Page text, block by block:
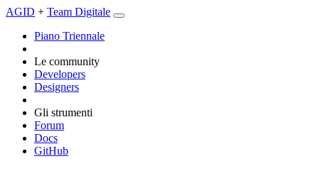
AGID + Team Digitale
Piano Triennale
Le community
Developers
Designers
Gli strumenti
Forum
Docs
GitHub